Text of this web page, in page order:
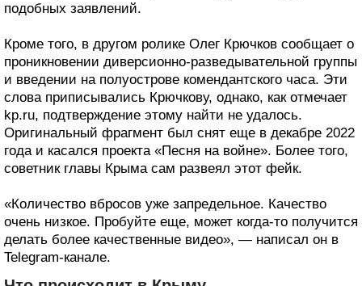
подобных заявлений.
Кроме того, в другом ролике Олег Крючков сообщает о
проникновении диверсионно-разведывательной группы
и введении на полуострове комендантского часа. Эти
слова приписывались Крючкову, однако, как отмечает
kp.ru, подтверждение этому найти не удалось.
Оригинальный фрагмент был снят еще в декабре 2022
года и касался проекта «Песня на войне». Более того,
советник главы Крыма сам развеял этот фейк.
«Количество вбросов уже запредельное. Качество
очень низкое. Пробуйте еще, может когда-то получится
делать более качественные видео», — написал он в
Telegram-канале.